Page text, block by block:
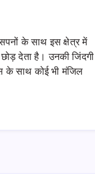
के साथ इस क्षेत्र में
देता है। उनकी जिंदगी
के साथ कोई भी मंजिल